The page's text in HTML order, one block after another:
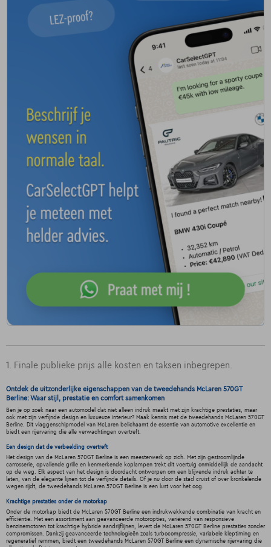
1. Finale publieke prijs alle kosten en taksen inbegrepen.
Ontdek de uitzonderlijke eigenschappen van de tweedehands McLaren 570GT
Berline: Waar stijl, prestatie en comfort samenkomen
Ben je op zoek naar een automodel dat niet alleen indruk maakt met zijn krachtige prestaties, maar
ook met zijn verfijnde design en luxueuze interieur? Maak kennis met de tweedehands McLaren 570GT
Berline. Dit vlaggenschipmodel van McLaren belichaamt de essentie van automotive excellentie en
biedt een rijervaring die alle verwachtingen overtreft.
Een design dat de verbeelding overtreft
Het design van de McLaren 570GT Berline is een meesterwerk op zich. Met zijn gestroomlijnde
carrosserie, opvallende grille en kenmerkende koplampen trekt dit voertuig onmiddellijk de aandacht
op de weg. Elk aspect van het design is doordacht ontworpen om een blijvende indruk achter te
laten, van de elegante lijnen tot de verfijnde details. Of je nu door de stad cruist of over kronkelende
wegen rijdt, de tweedehands McLaren 570GT Berline is een lust voor het oog.
Krachtige prestaties onder de motorkap
Onder de motorkap biedt de McLaren 570GT Berline een indrukwekkende combinatie van kracht en
efficiëntie. Met een assortiment aan geavanceerde motoropties, variërend van responsieve
benzinemotoren tot krachtige hybride aandrijflijnen, levert de McLaren 570GT Berline prestaties zonder
compromissen. Dankzij geavanceerde technologieën zoals turbocompressie, variabele kleptiming en
regeneratief remmen, biedt een tweedehands McLaren 570GT Berline een dynamische rijervaring die